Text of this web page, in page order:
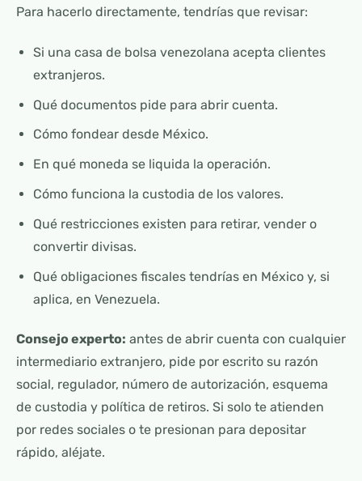
Para hacerlo directamente, tendrías que revisar:
Si una casa de bolsa venezolana acepta clientes
extranjeros.
Qué documentos pide para abrir cuenta.
Cómo fondear desde México.
En qué moneda se liquida la operación.
Cómo funciona la custodia de los valores.
Qué restricciones existen para retirar, vender o
convertir divisas.
Qué obligaciones fiscales tendrías en México y, si
aplica, en Venezuela.
Consejo experto: antes de abrir cuenta con cualquier
intermediario extranjero, pide por escrito su razón
social, regulador, número de autorización, esquema
de custodia y política de retiros. Si solo te atienden
por redes sociales o te presionan para depositar
rápido, aléjate.